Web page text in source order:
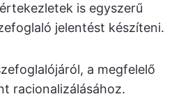
is egyszerű
jelentést készíteni.
a megfelelő
racionalizálásához.